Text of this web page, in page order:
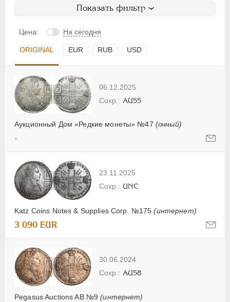
Показать фильтр
Цена: На сегодня
ORIGINAL EUR RUB USD
06.12.2025
Аукционный Дом «Редкие монеты» №47 (очный)
AU55
-
23.11.2025
Katz Coins Notes & Supplies Corp. №175(интернет)
UNC
3 090 EUR
30.06.2024
Pegasus Auctions AB №9(интернет)
AU58